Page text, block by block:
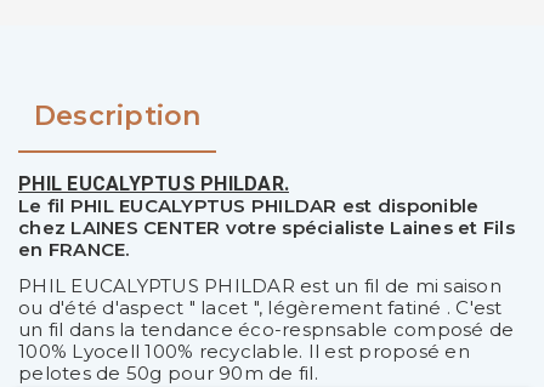
Description
PHIL EUCALYPTUS PHILDAR.
Le fil PHIL EUCALYPTUS PHILDAR est disponible
chez LAINES CENTER votre spécialiste Laines et Fils
en FRANCE.
PHIL EUCALYPTUS PHILDAR est un fil de mi saison
ou d'été d'aspect " lacet ", légèrement fatiné . C'est
un fil dans la tendance éco-respnsable composé de
100% Lyocell 100% recyclable. Il est proposé en
pelotes de 50g pour 90m de fil.